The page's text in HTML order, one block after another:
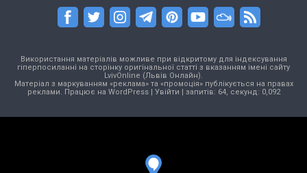
Використання матеріалів можливе при відкритому для індексування
гіперпосиланні на сторінку оригінальної статті з вказанням імені сайту
LvivOnline (Львів Онлайн).
Матеріал з маркуванням «реклама» та «промоція» публікується на правах
реклами. Працює на WordPress| Увійти | запитів: 64, секунд: 0,092